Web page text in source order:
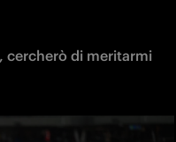
cercherò di meritarmi